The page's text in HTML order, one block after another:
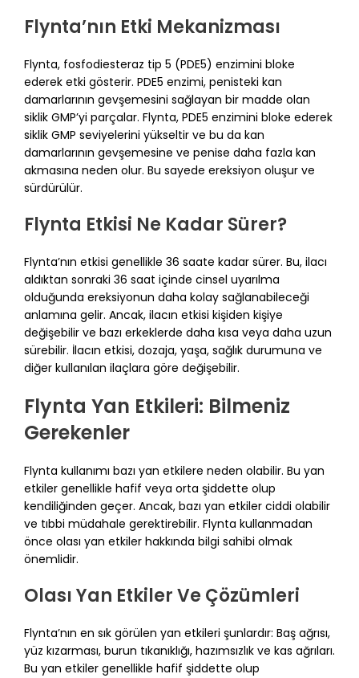
Flynta’nın Etki Mekanizması
Flynta, fosfodiesteraz tip 5 (PDE5) enzimini bloke
ederek etki gösterir. PDE5 enzimi, penisteki kan
damarlarının gevşemesini sağlayan bir madde olan
siklik GMP’yi parçalar. Flynta, PDE5 enzimini bloke ederek
siklik GMP seviyelerini yükseltir ve bu da kan
damarlarının gevşemesine ve penise daha fazla kan
akmasına neden olur. Bu sayede ereksiyon oluşur ve
sürdürülür.
Flynta Etkisi Ne Kadar Sürer?
Flynta’nın etkisi genellikle 36 saate kadar sürer. Bu, ilacı
aldıktan sonraki 36 saat içinde cinsel uyarılma
olduğunda ereksiyonun daha kolay sağlanabileceği
anlamına gelir. Ancak, ilacın etkisi kişiden kişiye
değişebilir ve bazı erkeklerde daha kısa veya daha uzun
sürebilir. İlacın etkisi, dozaja, yaşa, sağlık durumuna ve
diğer kullanılan ilaçlara göre değişebilir.
Flynta Yan Etkileri: Bilmeniz
Gerekenler
Flynta kullanımı bazı yan etkilere neden olabilir. Bu yan
etkiler genellikle hafif veya orta şiddette olup
kendiliğinden geçer. Ancak, bazı yan etkiler ciddi olabilir
ve tıbbi müdahale gerektirebilir. Flynta kullanmadan
önce olası yan etkiler hakkında bilgi sahibi olmak
önemlidir.
Olası Yan Etkiler Ve Çözümleri
Flynta’nın en sık görülen yan etkileri şunlardır: Baş ağrısı,
yüz kızarması, burun tıkanıklığı, hazımsızlık ve kas ağrıları.
Bu yan etkiler genellikle hafif şiddette olup